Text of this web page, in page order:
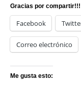
Gracias por compartir!!!
Facebook
Correo electrónico
Me gusta esto: